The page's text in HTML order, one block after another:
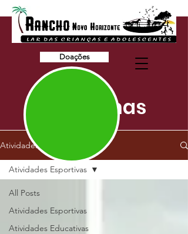
Doações
As Últimas
Atividades
All Posts
Atividades Esportivas
Atividades Educativas
Atividades Esportivas